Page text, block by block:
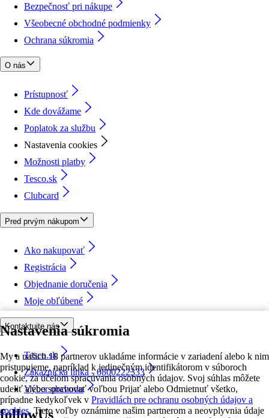
Nastavenia súkromia
My a našich 18 partnerov ukladáme informácie v zariadení alebo k nim
pristupujeme, napríklad k jedinečným identifikátorom v súboroch
cookie, za účelom spracúvania osobných údajov. Svoj súhlas môžete
udeliť alebo spravovať voľbou Prijať alebo Odmietnuť všetko,
prípadne kedykoľvek v Pravidlách pre ochranu osobných údajov a
cookies. Tieto voľby oznámime našim partnerom a neovplyvnia údaje
Bezpečnosť pri nákupe
Všeobecné obchodné podmienky
Ochrana súkromia
O nás
Prístupnosť
Kde dovážame
Poplatok za službu
Nastavenia cookies
Možnosti platby
Tesco.sk
Clubcard
Pred prvým nákupom
Ako nakupovať
Registrácia
Objednanie doručenia
Moje obľúbené
Kontaktujte nás
Tesco.sk
Zákaznícka linka - 0800222333
Výber obchodu
followUs